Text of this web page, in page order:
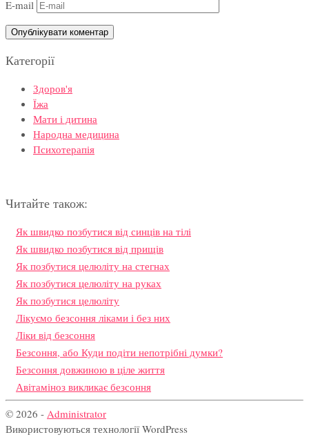
E-mail
Категорії
Здоров'я
Їжа
Мати і дитина
Народна медицина
Психотерапія
Читайте також:
Як швидко позбутися від синців на тілі
Як швидко позбутися від прищів
Як позбутися целюліту на стегнах
Як позбутися целюліту на руках
Як позбутися целюліту
Лікуємо безсоння ліками і без них
Ліки від безсоння
Безсоння, або Куди подіти непотрібні думки?
Безсоння довжиною в ціле життя
Авітаміноз викликає безсоння
© 2026 - Administrator
Використовуються технології WordPress